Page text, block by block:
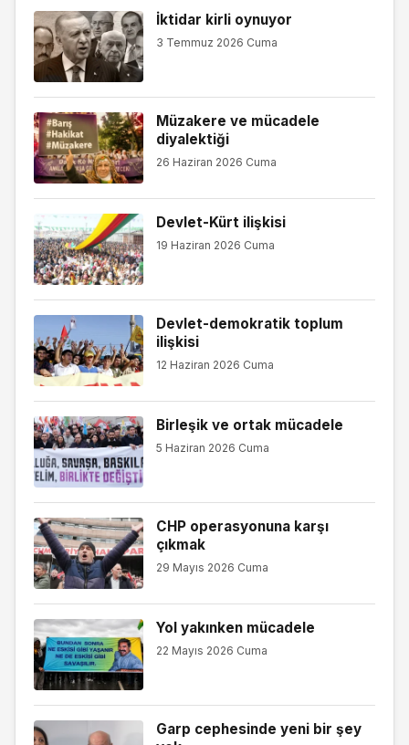
İktidar kirli oynuyor
3 Temmuz 2026 Cuma
Müzakere ve mücadele
diyalektiği
26 Haziran 2026 Cuma
Devlet-Kürt ilişkisi
19 Haziran 2026 Cuma
Devlet-demokratik toplum
ilişkisi
12 Haziran 2026 Cuma
Birleşik ve ortak mücadele
5 Haziran 2026 Cuma
CHP operasyonuna karşı
çıkmak
29 Mayıs 2026 Cuma
Yol yakınken mücadele
22 Mayıs 2026 Cuma
Garp cephesinde yeni bir şey